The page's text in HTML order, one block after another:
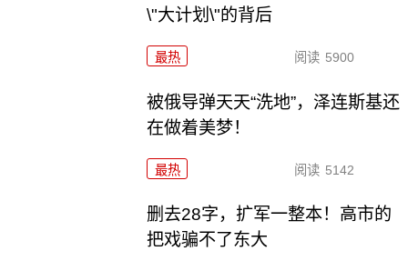
\"大计划\"的背后
最热 阅读 5900
被俄导弹天天“洗地”，泽连斯基还
在做着美梦！
最热 阅读 5142
删去28字，扩军一整本！高市的
把戏骗不了东大